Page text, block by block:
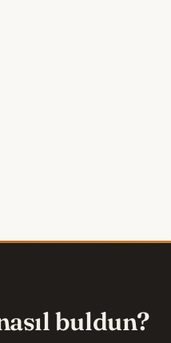
buldun?